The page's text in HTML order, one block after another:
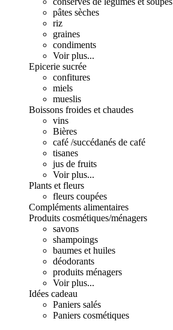
pâtes sèches
riz
graines
condiments
Voir plus...
Epicerie sucrée
confitures
miels
mueslis
Boissons froides et chaudes
vins
Bières
café /succédanés de café
tisanes
jus de fruits
Voir plus...
Plants et fleurs
fleurs coupées
Compléments alimentaires
Produits cosmétiques/ménagers
savons
shampoings
baumes et huiles
déodorants
produits ménagers
Voir plus...
Idées cadeau
Paniers salés
Paniers cosmétiques